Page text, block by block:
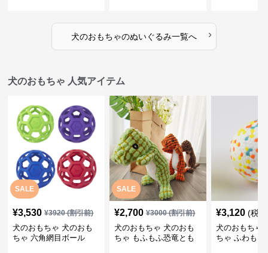
犬のおもちゃのぬいぐるみ一覧へ ›
犬のおもちゃ 人気アイテム
SALE
¥3,530 ¥3920(割引前)
犬のおもちゃ 犬のおも
ちゃ 六角網目ボール
SALE
¥2,700 ¥3000(割引前)
犬のおもちゃ 犬のおも
ちゃ もふもふ恐竜とも
¥3,120 (税
犬のおもちゃ
ちゃ ふわもこ